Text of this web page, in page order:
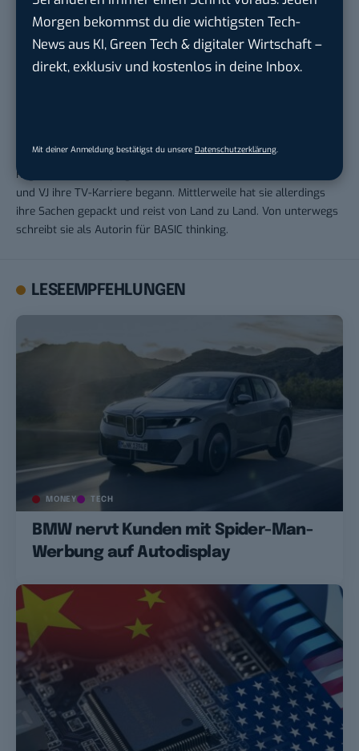
Morgen bekommst du die wichtigsten Tech-
News aus KI, Green Tech & digitaler Wirtschaft –
direkt, exklusiv und kostenlos in deine Inbox.
Mit deiner Anmeldung bestätigst du unsere Datenschutzerklärung.
und Medienwissenschaften führte sie über Umwege zum
Regionalsender Leipzig Fernsehen, wo sie als CvD, Moderatorin
und VJ ihre TV-Karriere begann. Mittlerweile hat sie allerdings
ihre Sachen gepackt und reist von Land zu Land. Von unterwegs
schreibt sie als Autorin für BASIC thinking.
LESEEMPFEHLUNGEN
MONEY TECH
BMW nervt Kunden mit Spider-Man-
Werbung auf Autodisplay